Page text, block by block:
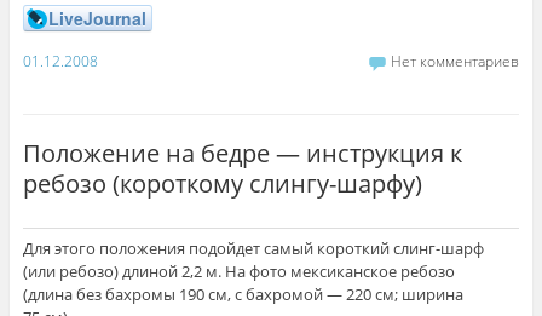
LiveJournal
01.12.2008 Нет комментариев
Положение на бедре — инструкция к
ребозо (короткому слингу-шарфу)
Для этого положения подойдет самый короткий слинг-шарф
(или ребозо) длиной 2,2 м. На фото мексиканское ребозо
(длина без бахромы 190 см, с бахромой — 220 см; ширина